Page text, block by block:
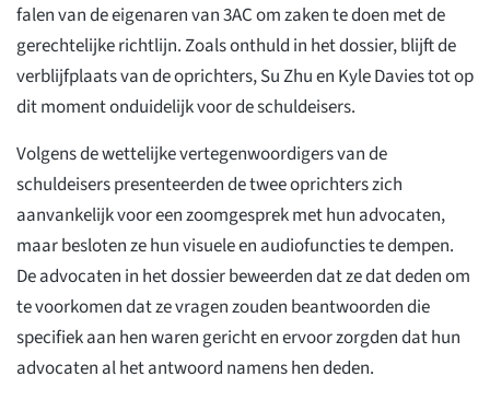
falen van de eigenaren van 3AC om zaken te doen met de
gerechtelijke richtlijn. Zoals onthuld in het dossier, blijft de
verblijfplaats van de oprichters, Su Zhu en Kyle Davies tot op
dit moment onduidelijk voor de schuldeisers.
Volgens de wettelijke vertegenwoordigers van de
schuldeisers presenteerden de twee oprichters zich
aanvankelijk voor een zoomgesprek met hun advocaten,
maar besloten ze hun visuele en audiofuncties te dempen.
De advocaten in het dossier beweerden dat ze dat deden om
te voorkomen dat ze vragen zouden beantwoorden die
specifiek aan hen waren gericht en ervoor zorgden dat hun
advocaten al het antwoord namens hen deden.